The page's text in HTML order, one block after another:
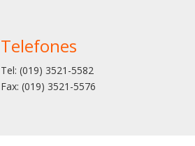
Telefones
Tel: (019) 3521-5582
Fax: (019) 3521-5576